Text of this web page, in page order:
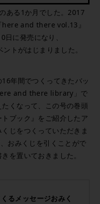
ある1か月でした。2017
here and there vol.13』
に発売になり、
トがはじまりました。
年間でつくってきたバッ
and there library」で
くなって、この号の巻頭
ブック』をご紹介したア
じをつくっていただきま
おみくじを引くことがで
を置いておきました。
るメッセージおみく